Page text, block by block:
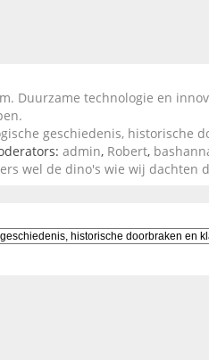
Duurzame technologie en
geschiedenis, historische
admin, Robert,
wel de dino's wie wij dachten